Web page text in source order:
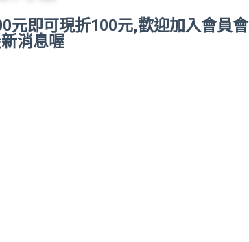
元即可現折100元,歡迎加入會員
消息喔